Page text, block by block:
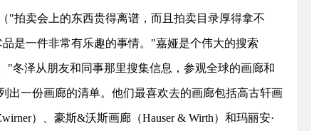
"拍卖会上的东西贵得离谱，而且拍卖目录厚得拿不
是一件非常有乐趣的事情。"嘉娅是个伟大的搜索
冬泽从朋友和同事那里搜集信息，参观全球的画廊和
出一份画廊的清单。他们最喜欢去的画廊包括高古轩画
）、豪斯&沃斯画廊（Hauser & Wirth）和玛丽安·